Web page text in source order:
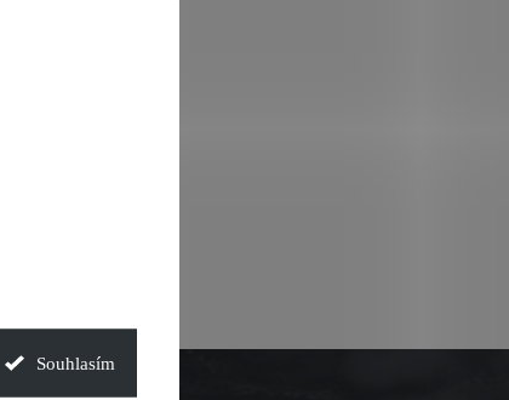
Souhlasím